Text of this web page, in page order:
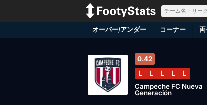
オーバー/アンダー コーナー
0.42
L L L L L
Campeche FC Nueva
Generación